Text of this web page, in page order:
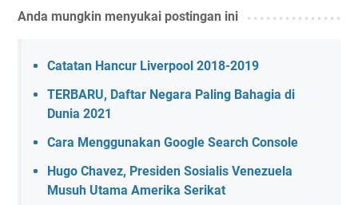
Anda mungkin menyukai postingan ini
Catatan Hancur Liverpool 2018-2019
TERBARU, Daftar Negara Paling Bahagia di
Dunia 2021
Cara Menggunakan Google Search Console
Hugo Chavez, Presiden Sosialis Venezuela
Musuh Utama Amerika Serikat